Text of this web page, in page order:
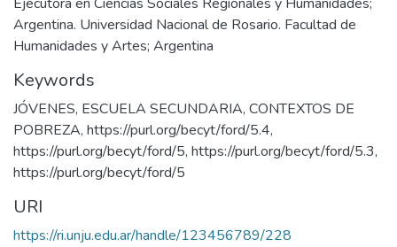
Argentina. Universidad Nacional de Rosario. Facultad de
Humanidades y Artes; Argentina
Keywords
JÓVENES, ESCUELA SECUNDARIA, CONTEXTOS DE
POBREZA, https://purl.org/becyt/ford/5.4,
https://purl.org/becyt/ford/5, https://purl.org/becyt/ford/5.3,
https://purl.org/becyt/ford/5
URI
https://ri.unju.edu.ar/handle/123456789/228